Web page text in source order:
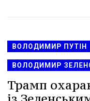
ВОЛОДИМИР ПУТІН
ВОЛОДИМИР
Трамп